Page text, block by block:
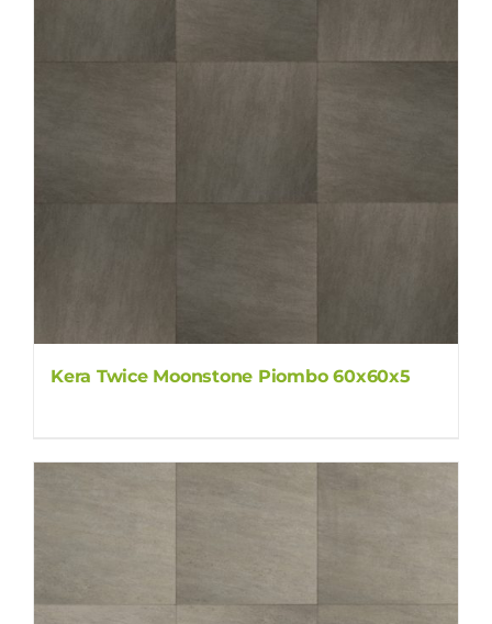
Kera Twice Moonstone Piombo 60x60x5